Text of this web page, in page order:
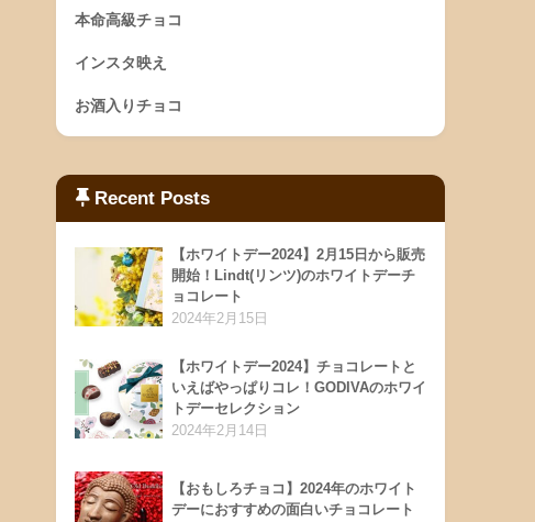
本命高級チョコ
インスタ映え
お酒入りチョコ
Recent Posts
【ホワイトデー2024】2月15日から販売
開始！Lindt(リンツ)のホワイトデーチ
ョコレート
2024年2月15日
【ホワイトデー2024】チョコレートと
いえばやっぱりコレ！GODIVAのホワイ
トデーセレクション
2024年2月14日
【おもしろチョコ】2024年のホワイト
デーにおすすめの面白いチョコレート